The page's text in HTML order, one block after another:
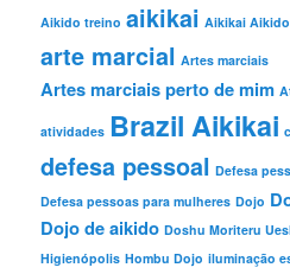
Aikido treino aikikai Aikikai Aikido
arte marcial Artes marciais
Artes marciais perto de mim
atividades Brazil Aikikai
defesa pessoal Defesa
Defesa pessoas para mulheres Dojo
Dojo de aikido Doshu Moriteru
Higienópolis Hombu Dojo iluminação